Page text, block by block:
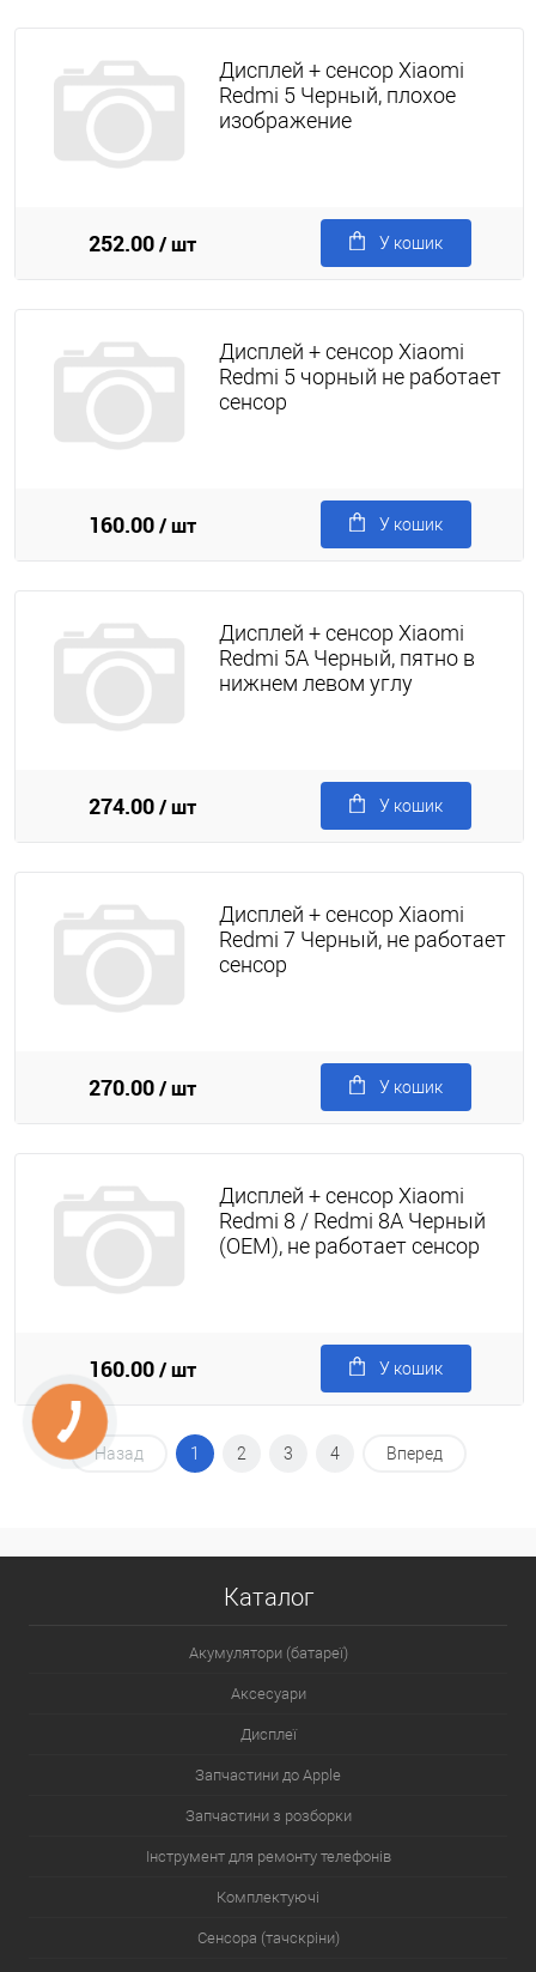
Дисплей + сенсор Xiaomi
Redmi 5 Черный, плохое
изображение
252.00/ шт У кошик
Дисплей + сенсор Xiaomi
Redmi 5 чорный не работает
сенсор
160.00/ шт У кошик
Дисплей + сенсор Xiaomi
Redmi 5А Черный, пятно в
нижнем левом углу
274.00/ шт У кошик
Дисплей + сенсор Xiaomi
Redmi 7 Черный, не работает
сенсор
270.00/ шт У кошик
Дисплей + сенсор Xiaomi
Redmi 8 / Redmi 8A Черный
(OEM), не работает сенсор
160.00/ шт У кошик
Назад 1 2 3 4 Вперед
Каталог
Акумулятори (батареї)
Аксесуари
Дисплеї
Запчастини до Apple
Запчастини з розборки
Інструмент для ремонту телефонів
Комплектуючі
Сенсора (тачскріни)